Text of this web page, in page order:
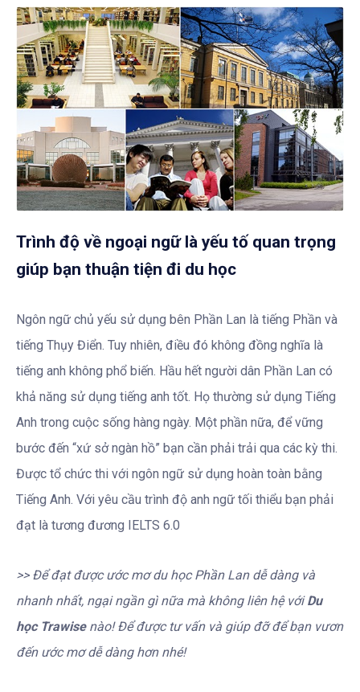
Trình độ về ngoại ngữ là yếu tố quan trọng
giúp bạn thuận tiện đi du học
Ngôn ngữ chủ yếu sử dụng bên Phần Lan là tiếng Phần và
tiếng Thụy Điển. Tuy nhiên, điều đó không đồng nghĩa là
tiếng anh không phổ biến. Hầu hết người dân Phần Lan có
khả năng sử dụng tiếng anh tốt. Họ thường sử dụng Tiếng
Anh trong cuộc sống hàng ngày. Một phần nữa, để vững
bước đến “xứ sở ngàn hồ” bạn cần phải trải qua các kỳ thi.
Được tổ chức thi với ngôn ngữ sử dụng hoàn toàn bằng
Tiếng Anh. Với yêu cầu trình độ anh ngữ tối thiểu bạn phải
đạt là tương đương IELTS 6.0
>> Để đạt được ước mơ du học Phần Lan dễ dàng và
nhanh nhất, ngại ngần gì nữa mà không liên hệ vớiDu
học Trawisenào! Để được tư vấn và giúp đỡ để bạn vươn
đến ước mơ dễ dàng hơn nhé!